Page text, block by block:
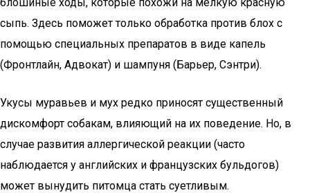
сыпь. Здесь поможет только обработка против блох с
помощью специальных препаратов в виде капель
(Фронтлайн, Адвокат) и шампуня (Барьер, Сэнтри).
Укусы муравьев и мух редко приносят существенный
дискомфорт собакам, влияющий на их поведение. Но, в
случае развития аллергической реакции (часто
наблюдается у английских и французских бульдогов)
может вынудить питомца стать суетливым.